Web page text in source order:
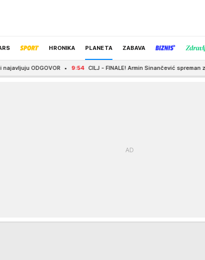
HRONIKA PLANETA ZABAVA
IZBOR UREDNIKA
9:54 CILJ - FINALE! Armin Sinančević spreman za Evropsko